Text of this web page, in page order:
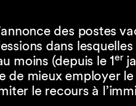
des postes
dans
moins (depuis le 1er
de mieux employer
le recours à